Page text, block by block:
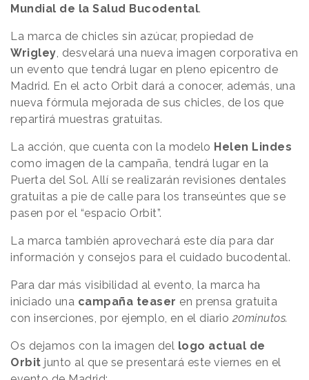
Mundial de la Salud Bucodental.
La marca de chicles sin azúcar, propiedad de
Wrigley, desvelará una nueva imagen corporativa en
un evento que tendrá lugar en pleno epicentro de
Madrid. En el acto Orbit dará a conocer, además, una
nueva fórmula mejorada de sus chicles, de los que
repartirá muestras gratuitas.
La acción, que cuenta con la modelo Helen Lindes
como imagen de la campaña, tendrá lugar en la
Puerta del Sol. Allí se realizarán revisiones dentales
gratuitas a pie de calle para los transeúntes que se
pasen por el “espacio Orbit”.
La marca también aprovechará este día para dar
información y consejos para el cuidado bucodental.
Para dar más visibilidad al evento, la marca ha
iniciado una campaña teaser en prensa gratuita
con inserciones, por ejemplo, en el diario 20minutos.
Os dejamos con la imagen del logo actual de
Orbit junto al que se presentará este viernes en el